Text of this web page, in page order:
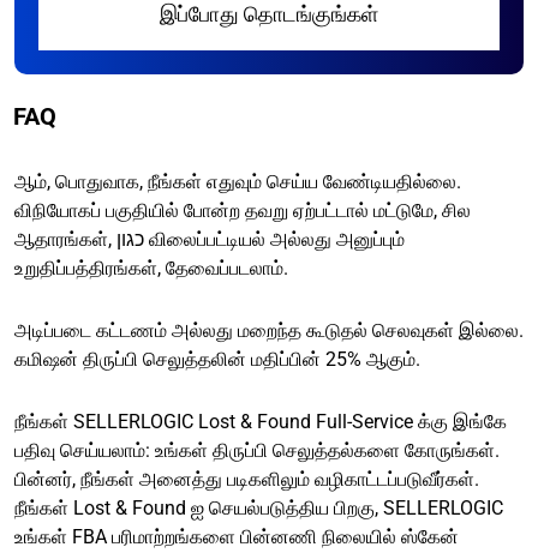
இப்போது தொடங்குங்கள்
FAQ
ஆம், பொதுவாக, நீங்கள் எதுவும் செய்ய வேண்டியதில்லை.
விநியோகப் பகுதியில் போன்ற தவறு ஏற்பட்டால் மட்டுமே, சில
ஆதாரங்கள், כגון விலைப்பட்டியல் அல்லது அனுப்பும்
உறுதிப்பத்திரங்கள், தேவைப்படலாம்.
அடிப்படை கட்டணம் அல்லது மறைந்த கூடுதல் செலவுகள் இல்லை.
கமிஷன் திருப்பி செலுத்தலின் மதிப்பின் 25% ஆகும்.
நீங்கள் SELLERLOGIC Lost & Found Full-Service க்கு இங்கே
பதிவு செய்யலாம்: உங்கள் திருப்பி செலுத்தல்களை கோருங்கள்.
பின்னர், நீங்கள் அனைத்து படிகளிலும் வழிகாட்டப்படுவீர்கள்.
நீங்கள் Lost & Found ஐ செயல்படுத்திய பிறகு, SELLERLOGIC
உங்கள் FBA பரிமாற்றங்களை பின்னணி நிலையில் ஸ்கேன்